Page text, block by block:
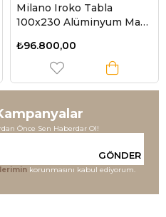
Milano Iroko Tabla
100x230 Alüminyum Masa
₺96.800,00
Önce Sen Haberdar Ol!
GÖNDER
korunmasını kabul ediyorum.